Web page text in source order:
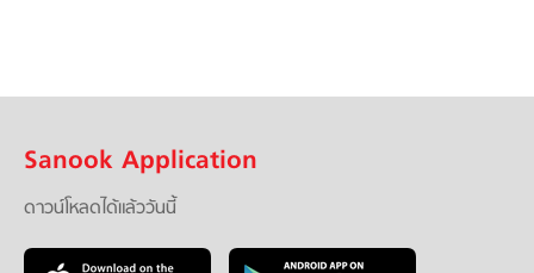
Sanook Application
ดาวน์โหลดได้แล้ววันนี้